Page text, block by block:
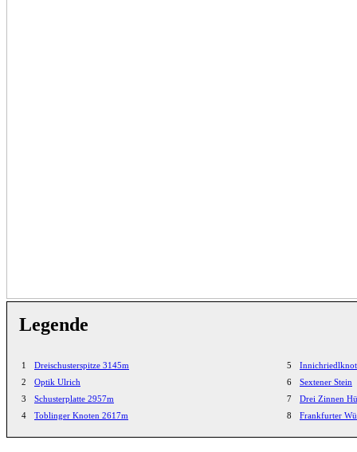
Legende
1
Dreischusterspitze 3145m
2
Optik Ulrich
3
Schusterplatte 2957m
4
Toblinger Knoten 2617m
5
6
Sextener Stein
7
Drei Zinnen
8
Frankfurter